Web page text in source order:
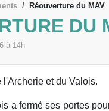
Réouverture du MAV
DU
à 14h
l'Archerie et du Valois.
a fermé ses portes